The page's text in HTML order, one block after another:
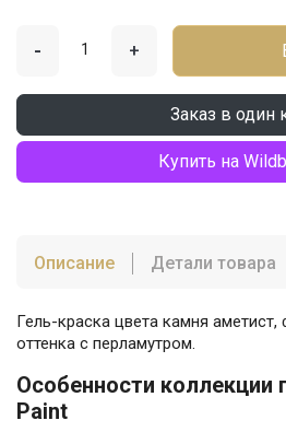
- +
Заказ в один
Купить на
Описание Детали товара
Гель-краска цвета камня
оттенка с перламутром.
Особенности коллекции
Paint